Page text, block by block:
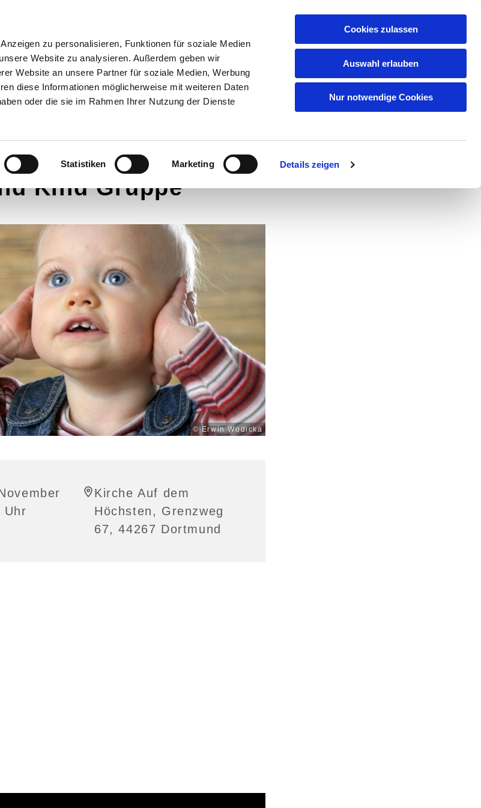
zu personalisieren, Funktionen für soziale Medien
Website zu analysieren. Außerdem geben wir
Website an unsere Partner für soziale Medien, Werbung
diese Informationen möglicherweise mit weiteren Daten
oder die sie im Rahmen Ihrer Nutzung der Dienste
Statistiken Marketing Details zeigen
Cookies zulassen
Auswahl erlauben
Nur notwendige Cookies
GOTTESDIENSTE SYBURGER SONNTAGSMUSIKEN
MUSIKGRUPPEN
PETER WEG
1250 JAHRE KIRCHE IN SYBURG
Kind Gruppe
© Erwin Wodicka
Uhr
Kirche Auf dem
Höchsten, Grenzweg
67, 44267 Dortmund